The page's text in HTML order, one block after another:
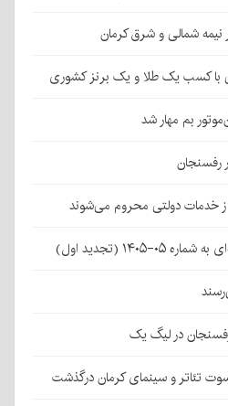
شمالی و شرق کرمان
با کسب یک طلا و یک برنز کشوری
بم مهار شد
خدمات دولتی محروم می‌شوند
(تجدید اول)
در لیگ یک
تئاتر و سینمای کرمان درگذشت